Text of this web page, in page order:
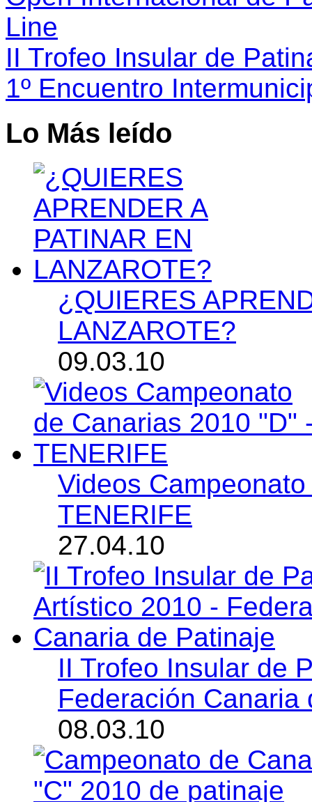
Line
II Trofeo Insular de
1º Encuentro
Lo Más leído
¿QUIERES
LANZAROTE?
09.03.10
Videos
TENERIFE
27.04.10
II Trofeo Insular de
Federación Canaria
08.03.10